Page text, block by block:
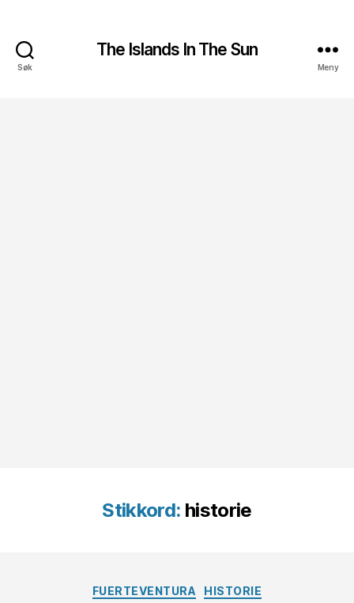
Søk
The Islands In The Sun
Meny
Stikkord: historie
Kategorier
FUERTEVENTURA HISTORIE